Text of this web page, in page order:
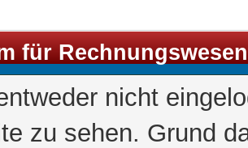
für Rechnungswesen
nicht
zu sehen. Grund